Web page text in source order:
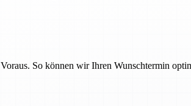
So können wir Ihren Wunschtermin